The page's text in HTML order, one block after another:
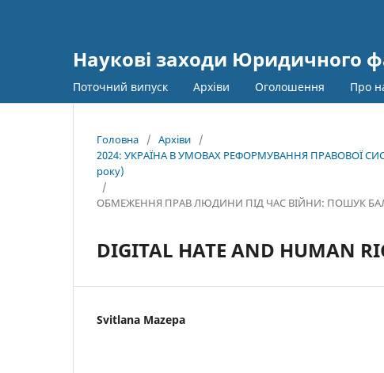
Наукові заходи Юридичного
Поточний випуск Архіви Оголошення Про
Головна / Архіви
/
2024: УКРАЇНА В УМОВАХ РЕФОРМУВАННЯ ПРАВОВОЇ
року)
/
ОБМЕЖЕННЯ ПРАВ ЛЮДИНИ ПІД ЧАС ВІЙНИ: ПОШУК
DIGITAL HATE AND HUMAN
Svitlana Mazepa